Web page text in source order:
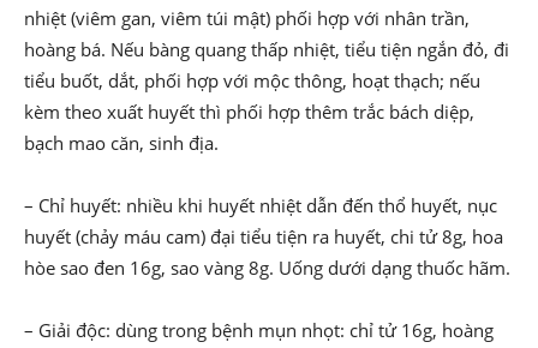
nhiệt (viêm gan, viêm túi mật) phối hợp với nhân trần,
hoàng bá. Nếu bàng quang thấp nhiệt, tiểu tiện ngắn đỏ, đi
tiểu buốt, dắt, phối hợp với mộc thông, hoạt thạch; nếu
kèm theo xuất huyết thì phối hợp thêm trắc bách diệp,
bạch mao căn, sinh địa.
– Chỉ huyết: nhiều khi huyết nhiệt dẫn đến thổ huyết, nục
huyết (chảy máu cam) đại tiểu tiện ra huyết, chi tử 8g, hoa
hòe sao đen 16g, sao vàng 8g. Uống dưới dạng thuốc hãm.
– Giải độc: dùng trong bệnh mụn nhọt: chỉ tử 16g, hoàng